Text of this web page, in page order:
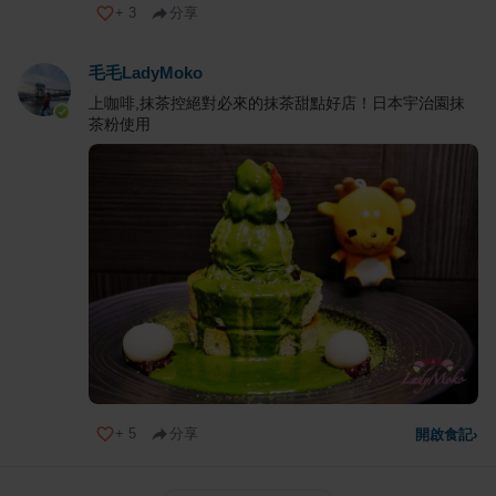
+ 3 分享
毛毛LadyMoko
上咖啡,抹茶控絕對必來的抹茶甜點好店！日本宇治園抹
茶粉使用
+ 5 分享 開啟食記›